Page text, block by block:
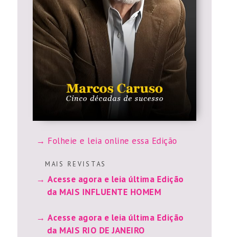
Folheie e leia online essa Edição
M A I S R E V I S T A S
Acesse agora e leia última Edição
da MAIS INFLUENTE HOMEM
Acesse agora e leia última Edição
da MAIS RIO DE JANEIRO